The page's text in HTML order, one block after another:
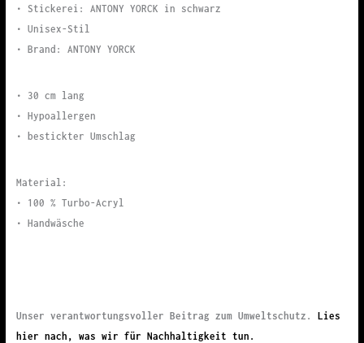
• Stickerei: ANTONY YORCK in schwarz
• Unisex-Stil
• Brand: ANTONY YORCK
• 30 cm lang
• Hypoallergen
• bestickter Umschlag
Material:
• 100 % Turbo-Acryl
• Handwäsche
Unser verantwortungsvoller Beitrag zum Umweltschutz. Lies
hier nach, was wir für Nachhaltigkeit tun.